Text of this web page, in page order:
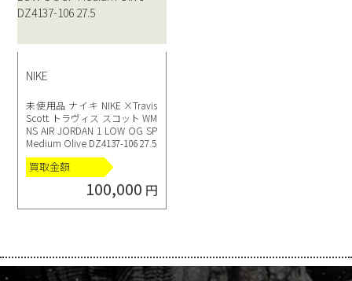
NIKE
未使用品 ナイキ NIKE ×Travis
Scott トラヴィス スコット WM
NS AIR JORDAN 1 LOW OG SP
Medium Olive DZ4137-106 27.5
買取金額
100,000 円